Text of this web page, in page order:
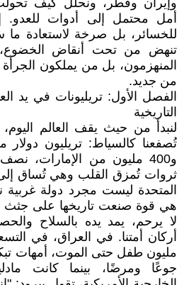
وإيران وقطر، ونحلل كيف
أمل محتمل إلى أدوات
للخسائر، بل صرخة لاستعادة
تنهض من تحت أنقاض الخضوع،
المنهزمون، بل من يملكون الجرأة
من جديد.
الفصل الأول: تريليونات في يد
التاريخية
لنبدأ من حيث يقف العالم
تُصفعنا كالسياط: تريليون دولار
و400 مليون من الإمارات،
ثروات تُمزق القلب وهي تُساق إلى
المتحدة ليست مجرد دولة غربية
هي قوة صنعت تاريخها على جثث
لا يرحم، يمد يده بالسلاح
أركان أمتنا. في العراق، في
مليون طفل حتى الموت، أمهات
جوعًا ومرضًا، بينما كانت